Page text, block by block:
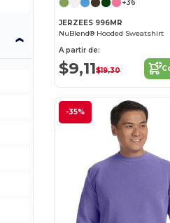
+36
JERZEES 996MR
NuBlend® Hooded Sweatshirt
A partir de:
$9,11$19,30
-35%